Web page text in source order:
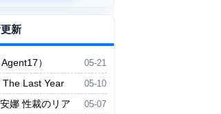
新
05-21
）
05-10
The Last Year
05-07
娜 性裁のリア